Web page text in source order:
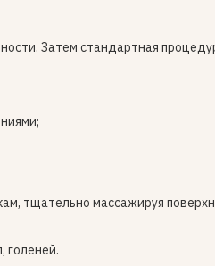
Затем стандартная
тщательно массажируя
голеней.